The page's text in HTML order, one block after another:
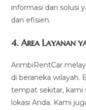
informasi dan solusi
dan efisien.
4.Area Layanan
ArimbiRentCar
di beraneka wilayah.
tempat sekitar, kami
lokasi Anda. Kami